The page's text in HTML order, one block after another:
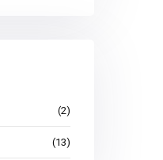
(2)
(13)